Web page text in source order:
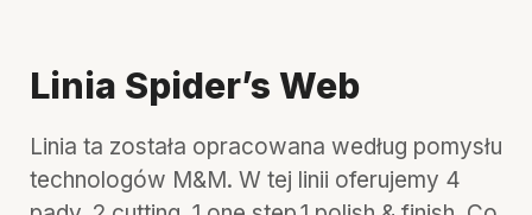
Linia Spider’s Web
Linia ta została opracowana według pomysłu
technologów M&M. W tej linii oferujemy 4